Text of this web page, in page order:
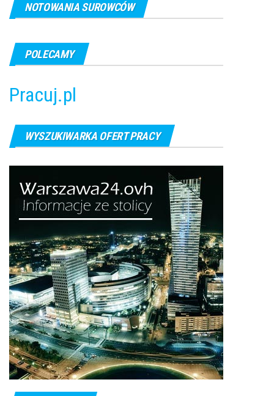
NOTOWANIA SUROWCÓW
POLECAMY
Pracuj.pl
WYSZUKIWARKA OFERT PRACY